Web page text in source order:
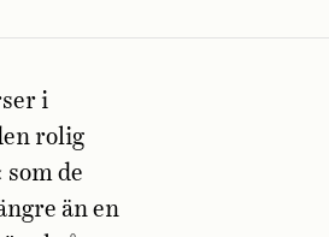
i
rolig
de
än en